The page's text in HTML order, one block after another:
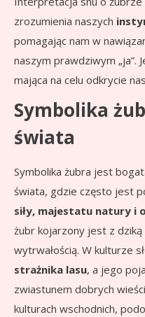
zrozumienia naszych
pomagając nam w
naszym prawdziwym „ja”.
mająca na celu odkrycie
Symbolika
świata
Symbolika żubra jest
świata, gdzie często jest
siły, majestatu natury i
żubr kojarzony jest z
wytrwałością. W kulturze
strażnika lasu, a jego
zwiastunem dobrych
kulturach wschodnich,